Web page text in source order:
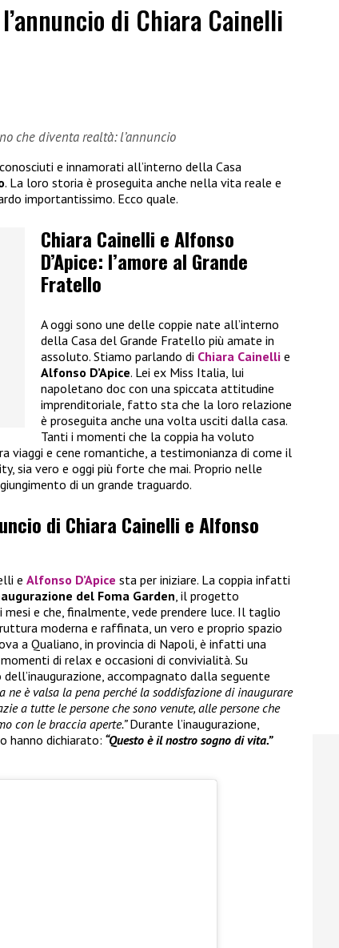
di Chiara Cainelli
che diventa realtà: l’annuncio
e innamorati all’interno della Casa
. La loro storia è proseguita anche nella vita reale e
importantissimo. Ecco quale.
Chiara Cainelli e Alfonso
D’Apice: l’amore al Grande
Fratello
A oggi sono une delle coppie nate all’interno
della Casa del Grande Fratello più amate in
assoluto. Stiamo parlando di Chiara Cainelli e
Alfonso D’Apice. Lei ex Miss Italia, lui
napoletano doc con una spiccata attitudine
imprenditoriale, fatto sta che la loro relazione
è proseguita anche una volta usciti dalla casa.
Tanti i momenti che la coppia ha voluto
viaggi e cene romantiche, a testimonianza di come il
sia vero e oggi più forte che mai. Proprio nelle
di un grande traguardo.
di Chiara Cainelli e Alfonso
e Alfonso D’Apice sta per iniziare. La coppia infatti
del Foma Garden , il progetto
e che, finalmente, vede prendere luce. Il taglio
moderna e raffinata, un vero e proprio spazio
a Qualiano, in provincia di Napoli, è infatti una
di relax e occasioni di convivialità. Su
accompagnato dalla seguente
ne è valsa la pena perché la soddisfazione di inaugurare
a tutte le persone che sono venute, alle persone che
con le braccia aperte.”Durante l’inaugurazione,
hanno dichiarato: “Questo è il nostro sogno di vita.”